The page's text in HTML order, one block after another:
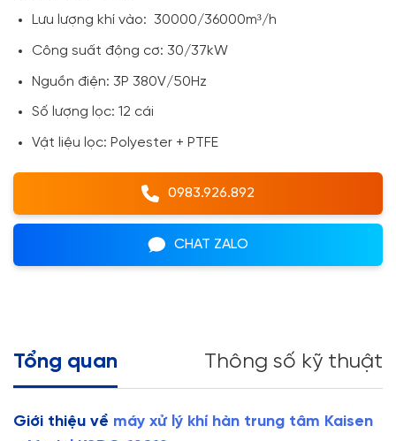
Lưu lượng khí vào: 30000/36000m³/h
Công suất động cơ: 30/37kW
Nguồn điện: 3P 380V/50Hz
Số lượng lọc: 12 cái
Vật liệu lọc: Polyester + PTFE
0983.926.892
CHAT ZALO
Tổng quan Thông số kỹ thuật
Giới thiệu về máy xử lý khí hàn trung tâm Kaisen